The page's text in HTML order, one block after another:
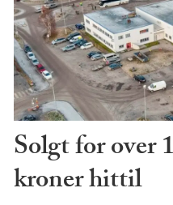
Solgt for over
kroner hittil